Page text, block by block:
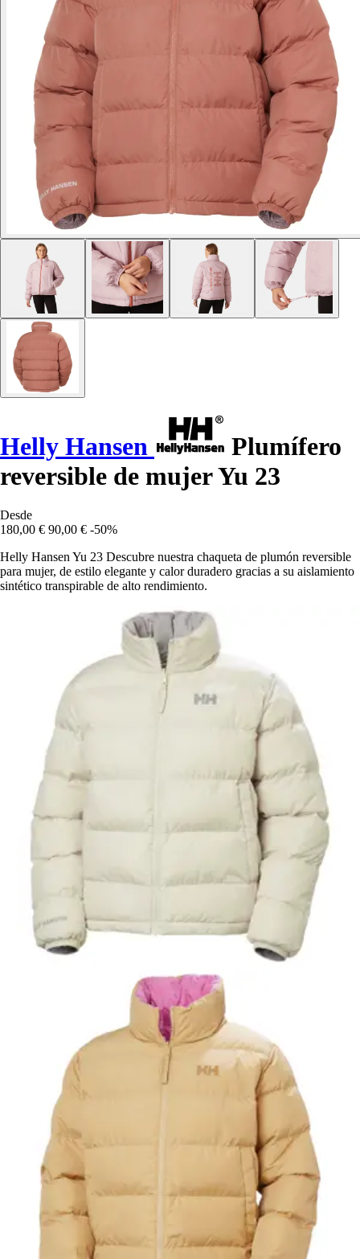
Helly Hansen
Plumífero
reversible de mujer Yu 23
Desde
180,00 € 90,00 € -50%
Helly Hansen Yu 23 Descubre nuestra chaqueta de plumón reversible
para mujer, de estilo elegante y calor duradero gracias a su aislamiento
sintético transpirable de alto rendimiento.